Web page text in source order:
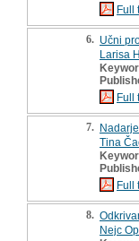
Full
6. Učni
Larisa
Full
7.
Tina
Full
8.
Nejc